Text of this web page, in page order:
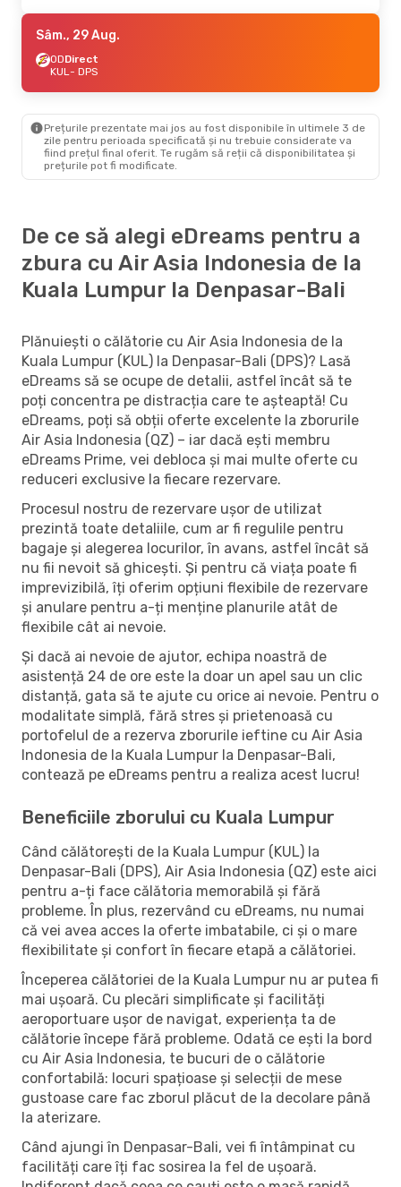
Sâm., 29 Aug.
ODDirect
KUL- DPS
Prețurile prezentate mai jos au fost disponibile în ultimele 3 de
zile pentru perioada specificată și nu trebuie considerate va
fiind prețul final oferit. Te rugăm să reții că disponibilitatea și
prețurile pot fi modificate.
De ce să alegi eDreams pentru a
zbura cu Air Asia Indonesia de la
Kuala Lumpur la Denpasar-Bali
Plănuiești o călătorie cu Air Asia Indonesia de la
Kuala Lumpur (KUL) la Denpasar-Bali (DPS)? Lasă
eDreams să se ocupe de detalii, astfel încât să te
poți concentra pe distracția care te așteaptă! Cu
eDreams, poți să obții oferte excelente la zborurile
Air Asia Indonesia (QZ) – iar dacă ești membru
eDreams Prime, vei debloca și mai multe oferte cu
reduceri exclusive la fiecare rezervare.
Procesul nostru de rezervare ușor de utilizat
prezintă toate detaliile, cum ar fi regulile pentru
bagaje și alegerea locurilor, în avans, astfel încât să
nu fii nevoit să ghicești. Și pentru că viața poate fi
imprevizibilă, îți oferim opțiuni flexibile de rezervare
și anulare pentru a-ți menține planurile atât de
flexibile cât ai nevoie.
Și dacă ai nevoie de ajutor, echipa noastră de
asistență 24 de ore este la doar un apel sau un clic
distanță, gata să te ajute cu orice ai nevoie. Pentru o
modalitate simplă, fără stres și prietenoasă cu
portofelul de a rezerva zborurile ieftine cu Air Asia
Indonesia de la Kuala Lumpur la Denpasar-Bali,
contează pe eDreams pentru a realiza acest lucru!
Beneficiile zborului cu Kuala Lumpur
Când călătorești de la Kuala Lumpur (KUL) la
Denpasar-Bali (DPS), Air Asia Indonesia (QZ) este aici
pentru a-ți face călătoria memorabilă și fără
probleme. În plus, rezervând cu eDreams, nu numai
că vei avea acces la oferte imbatabile, ci și o mare
flexibilitate și confort în fiecare etapă a călătoriei.
Începerea călătoriei de la Kuala Lumpur nu ar putea fi
mai ușoară. Cu plecări simplificate și facilități
aeroportuare ușor de navigat, experiența ta de
călătorie începe fără probleme. Odată ce ești la bord
cu Air Asia Indonesia, te bucuri de o călătorie
confortabilă: locuri spațioase și selecții de mese
gustoase care fac zborul plăcut de la decolare până
la aterizare.
Când ajungi în Denpasar-Bali, vei fi întâmpinat cu
facilități care îți fac sosirea la fel de ușoară.